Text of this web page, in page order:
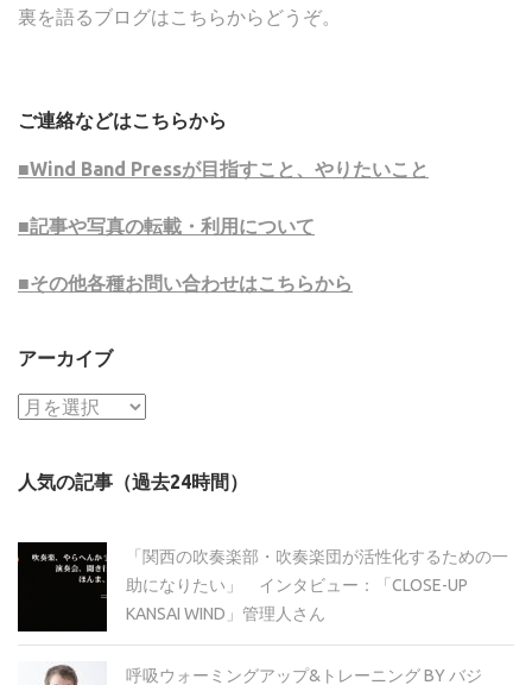
裏を語るブログはこちらからどうぞ。
ご連絡などはこちらから
■Wind Band Pressが目指すこと、やりたいこと
■記事や写真の転載・利用について
■その他各種お問い合わせはこちらから
アーカイブ
ア
イ
人気の記事（過去24時間）
「関西の吹奏楽部・吹奏楽団が活性化するための一
助になりたい」 インタビュー：「CLOSE-UP
KANSAI WIND」管理人さん
呼吸ウォーミングアップ&トレーニング BY バジ